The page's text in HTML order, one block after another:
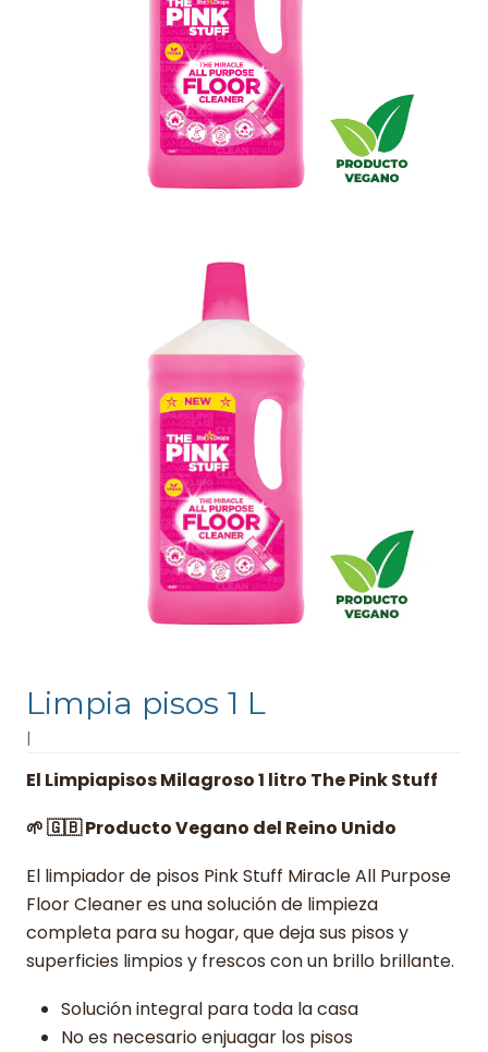
Limpia pisos 1 L
|
El Limpiapisos Milagroso 1 litro The Pink Stuff
🌱 🇬🇧 Producto Vegano del Reino Unido
El limpiador de pisos Pink Stuff Miracle All Purpose
Floor Cleaner es una solución de limpieza
completa para su hogar, que deja sus pisos y
superficies limpios y frescos con un brillo brillante.
Solución integral para toda la casa
No es necesario enjuagar los pisos